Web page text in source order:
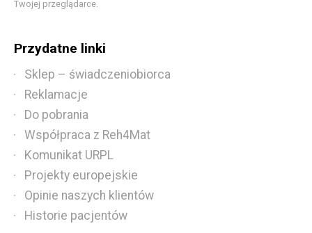
Twojej przeglądarce.
Przydatne linki
Sklep – świadczeniobiorca
Reklamacje
Do pobrania
Współpraca z Reh4Mat
Komunikat URPL
Projekty europejskie
Opinie naszych klientów
Historie pacjentów